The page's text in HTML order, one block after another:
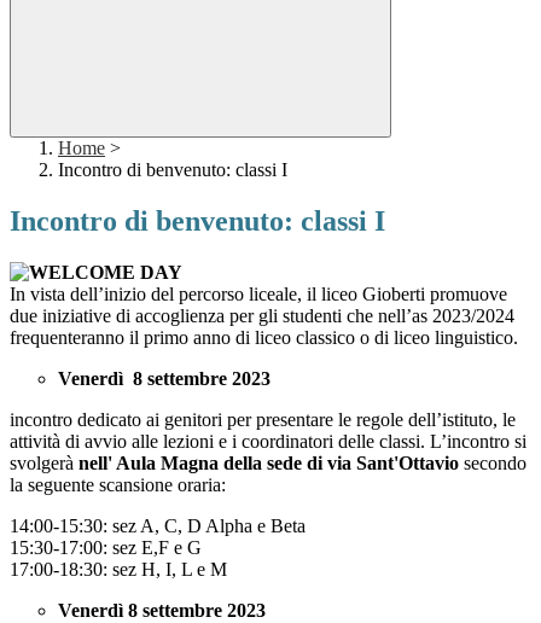
Home >
Incontro di benvenuto: classi I
Incontro di benvenuto: classi I
In vista dell’inizio del percorso liceale, il liceo Gioberti promuove
due iniziative di accoglienza per gli studenti che nell’as 2023/2024
frequenteranno il primo anno di liceo classico o di liceo linguistico.
Venerdì 8 settembre 2023
incontro dedicato ai genitori per presentare le regole dell’istituto, le
attività di avvio alle lezioni e i coordinatori delle classi. L’incontro si
svolgerà nell' Aula Magna della sede di via Sant'Ottavio secondo
la seguente scansione oraria:
14:00-15:30: sez A, C, D Alpha e Beta
15:30-17:00: sez E,F e G
17:00-18:30: sez H, I, L e M
Venerdì 8 settembre 2023